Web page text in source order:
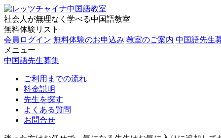
社会人が無理なく学べる中国語教室
無料体験リスト
会員ログイン 無料体験のお申込み 教室のご案内 中国語先生
メニュー
中国語先生募集
ご利用までの流れ
料金説明
先生を探す
よくある質問
お問合せ